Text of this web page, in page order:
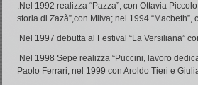
.Nel 1992 realizza “Pazza”, con Ottavia Piccolo
storia di Zazà”,con Milva; nel 1994 “Macbeth”,
Nel 1997 debutta al Festival “La Versiliana”
Nel 1998 Sepe realizza “Puccini, lavoro
Paolo Ferrari; nel 1999 con Aroldo Tieri e